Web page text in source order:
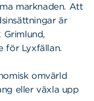
marknaden. Att
är
Grimlund,
för Lyxfällan.
omvärld
eller växla upp